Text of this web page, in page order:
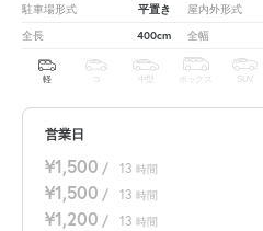
駐車場形式 平置き 屋内外形式
全長 400cm 全幅
軽 中型 ボックス SUV
営業日
¥1,500 / 13 時間
¥1,500 / 13 時間
¥1,200 / 13 時間